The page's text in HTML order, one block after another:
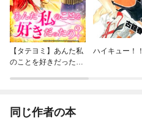
【タテヨミ】あんた私
のことを好きだった
ハイキュー！！
同じ作者の本